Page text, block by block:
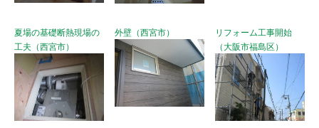
夏場の基礎断熱現場の
工夫（西宮市）
外壁（西宮市）
リフォーム工事開始
（大阪市福島区）